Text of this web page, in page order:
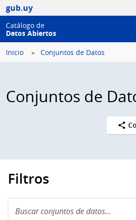
gub.uy
Catálogo de
Datos Abiertos
Inicio Conjuntos de Datos
Conjuntos de
Filtros
conjuntos